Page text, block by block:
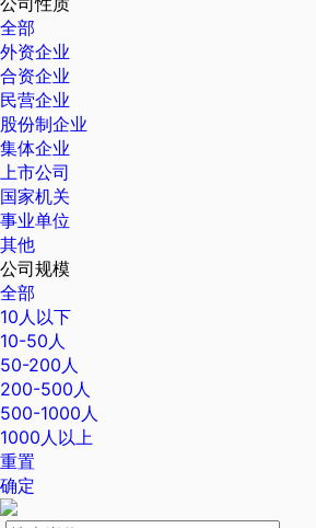
全部
外资企业
合资企业
民营企业
股份制企业
集体企业
上市公司
国家机关
事业单位
其他
公司规模
全部
10人以下
10-50人
50-200人
200-500人
500-1000人
1000人以上
重置
确定